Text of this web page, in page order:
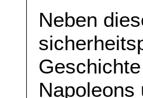
Neben
Napoleons